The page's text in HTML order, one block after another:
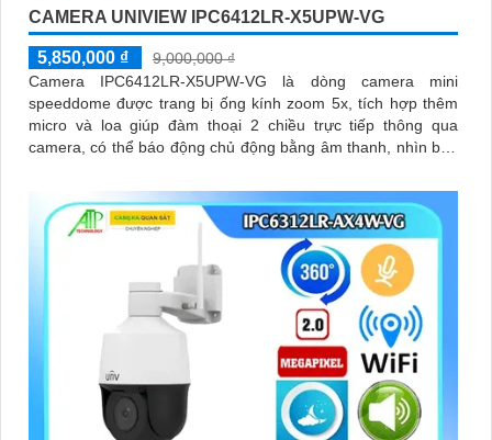
CAMERA UNIVIEW IPC6412LR-X5UPW-VG
5,850,000 ₫
9,000,000 ₫
Camera IPC6412LR-X5UPW-VG là dòng camera mini
speeddome được trang bị ống kính zoom 5x, tích hợp thêm
micro và loa giúp đàm thoại 2 chiều trực tiếp thông qua
camera, có thể báo động chủ động bằng âm thanh, nhìn ban